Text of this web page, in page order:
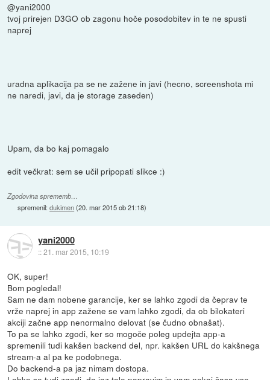
@yani2000
tvoj prirejen D3GO ob zagonu hoče posodobitev in te ne spusti
naprej
uradna aplikacija pa se ne zažene in javi (hecno, screenshota mi
ne naredi, javi, da je storage zaseden)
Upam, da bo kaj pomagalo
edit večkrat: sem se učil pripopati slikce :)
Zgodovina sprememb…
spremenil:dukimen(20. mar 2015 ob 21:18)
yani2000
::21. mar 2015, 10:19
OK, super!
Bom pogledal!
Sam ne dam nobene garancije, ker se lahko zgodi da čeprav te
vrže naprej in app zažene se vam lahko zgodi, da ob bilokateri
akciji začne app nenormalno delovat (se čudno obnašat).
To pa se lahko zgodi, ker so mogoče poleg updejta app-a
spremenili tudi kakšen backend del, npr. kakšen URL do kakšnega
stream-a al pa ke podobnega.
Do backend-a pa jaz nimam dostopa.